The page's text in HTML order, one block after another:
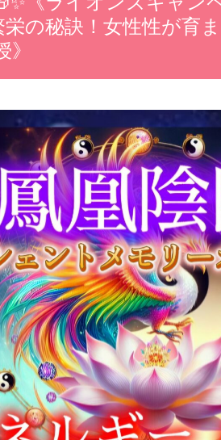
の秘訣！女性性が育